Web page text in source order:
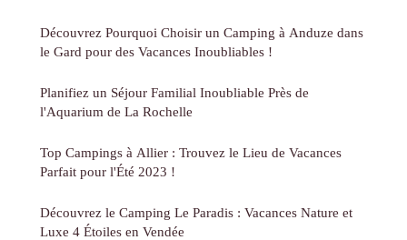
Découvrez Pourquoi Choisir un Camping à Anduze dans
le Gard pour des Vacances Inoubliables !
Planifiez un Séjour Familial Inoubliable Près de
l'Aquarium de La Rochelle
Top Campings à Allier : Trouvez le Lieu de Vacances
Parfait pour l'Été 2023 !
Découvrez le Camping Le Paradis : Vacances Nature et
Luxe 4 Étoiles en Vendée